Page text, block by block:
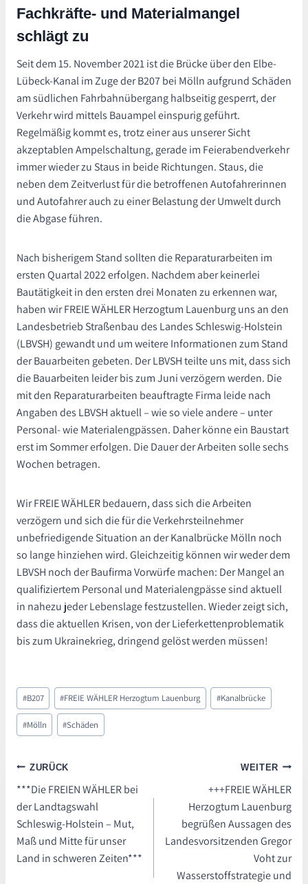
Fachkräfte- und Materialmangel
schlägt zu
Seit dem 15. November 2021 ist die Brücke über den Elbe-
Lübeck-Kanal im Zuge der B207 bei Mölln aufgrund Schäden
am südlichen Fahrbahnübergang halbseitig gesperrt, der
Verkehr wird mittels Bauampel einspurig geführt.
Regelmäßig kommt es, trotz einer aus unserer Sicht
akzeptablen Ampelschaltung, gerade im Feierabendverkehr
immer wieder zu Staus in beide Richtungen. Staus, die
neben dem Zeitverlust für die betroffenen Autofahrerinnen
und Autofahrer auch zu einer Belastung der Umwelt durch
die Abgase führen.
Nach bisherigem Stand sollten die Reparaturarbeiten im
ersten Quartal 2022 erfolgen. Nachdem aber keinerlei
Bautätigkeit in den ersten drei Monaten zu erkennen war,
haben wir FREIE WÄHLER Herzogtum Lauenburg uns an den
Landesbetrieb Straßenbau des Landes Schleswig-Holstein
(LBVSH) gewandt und um weitere Informationen zum Stand
der Bauarbeiten gebeten. Der LBVSH teilte uns mit, dass sich
die Bauarbeiten leider bis zum Juni verzögern werden. Die
mit den Reparaturarbeiten beauftragte Firma leide nach
Angaben des LBVSH aktuell – wie so viele andere – unter
Personal- wie Materialengpässen. Daher könne ein Baustart
erst im Sommer erfolgen. Die Dauer der Arbeiten solle sechs
Wochen betragen.
Wir FREIE WÄHLER bedauern, dass sich die Arbeiten
verzögern und sich die für die Verkehrsteilnehmer
unbefriedigende Situation an der Kanalbrücke Mölln noch
so lange hinziehen wird. Gleichzeitig können wir weder dem
LBVSH noch der Baufirma Vorwürfe machen: Der Mangel an
qualifiziertem Personal und Materialengpässe sind aktuell
in nahezu jeder Lebenslage festzustellen. Wieder zeigt sich,
dass die aktuellen Krisen, von der Lieferkettenproblematik
bis zum Ukrainekrieg, dringend gelöst werden müssen!
Schlagworte:
#B207 #FREIE WÄHLER Herzogtum Lauenburg #Kanalbrücke
#Mölln #Schäden
Beitragsnavigation
ZURÜCK
***Die FREIEN WÄHLER bei
der Landtagswahl
Schleswig-Holstein – Mut,
Maß und Mitte für unser
Land in schweren Zeiten***
WEITER
+++FREIE WÄHLER
Herzogtum Lauenburg
begrüßen Aussagen des
Landesvorsitzenden Gregor
Voht zur
Wasserstoffstrategie und